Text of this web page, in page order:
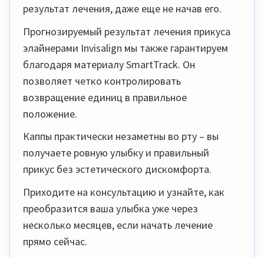
результат лечения, даже еще не начав его.
Прогнозируемый результат лечения прикуса
элайнерами Invisalign мы также гарантируем
благодаря материалу SmartTrack. Он
позволяет четко контролировать
возвращение единиц в правильное
положение.
Каппы практически незаметны во рту – вы
получаете ровную улыбку и правильный
прикус без эстетического дискомфорта.
Приходите на консультацию и узнайте, как
преобразится ваша улыбка уже через
несколько месяцев, если начать лечение
прямо сейчас.